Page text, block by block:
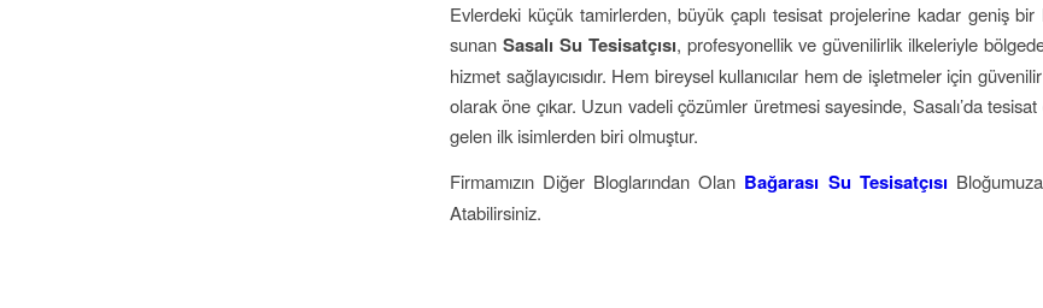
Evlerdeki küçük tamirlerden, büyük çaplı tesisat projelerine kadar geniş bir
sunan Sasalı Su Tesisatçısı, profesyonellik ve güvenilirlik ilkeleriyle
hizmet sağlayıcısıdır. Hem bireysel kullanıcılar hem de işletmeler için
olarak öne çıkar. Uzun vadeli çözümler üretmesi sayesinde, Sasalı’da
gelen ilk isimlerden biri olmuştur.
Firmamızın Diğer Bloglarından Olan Bağarası Su Tesisatçısı
Atabilirsiniz.